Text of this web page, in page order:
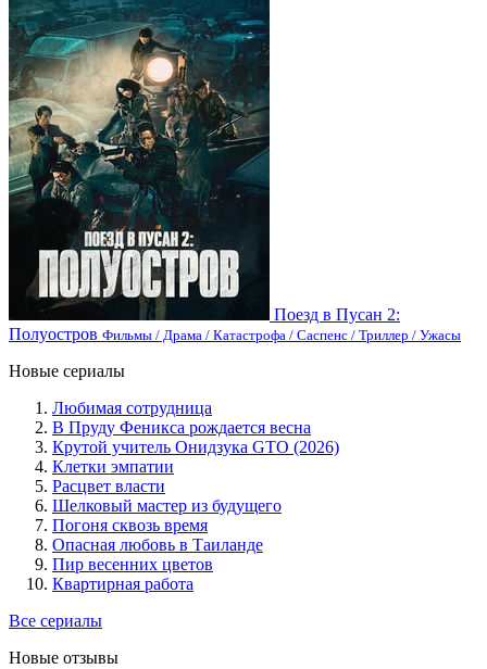
Поезд в Пусан 2:
Полуостров Фильмы / Драма / Катастрофа / Саспенс / Триллер / Ужасы
Новые сериалы
Любимая сотрудница
В Пруду Феникса рождается весна
Крутой учитель Онидзука GTO (2026)
Клетки эмпатии
Расцвет власти
Шелковый мастер из будущего
Погоня сквозь время
Опасная любовь в Таиланде
Пир весенних цветов
Квартирная работа
Все сериалы
Новые отзывы